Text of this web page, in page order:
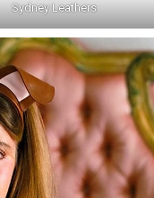
Sydney Leathers